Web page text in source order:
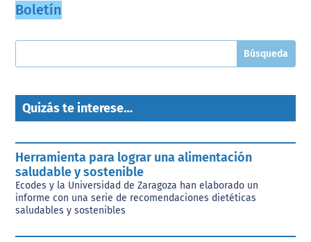
Boletín
Quizás te interese…
Herramienta para lograr una alimentación
saludable y sostenible
Ecodes y la Universidad de Zaragoza han elaborado un
informe con una serie de recomendaciones dietéticas
saludables y sostenibles